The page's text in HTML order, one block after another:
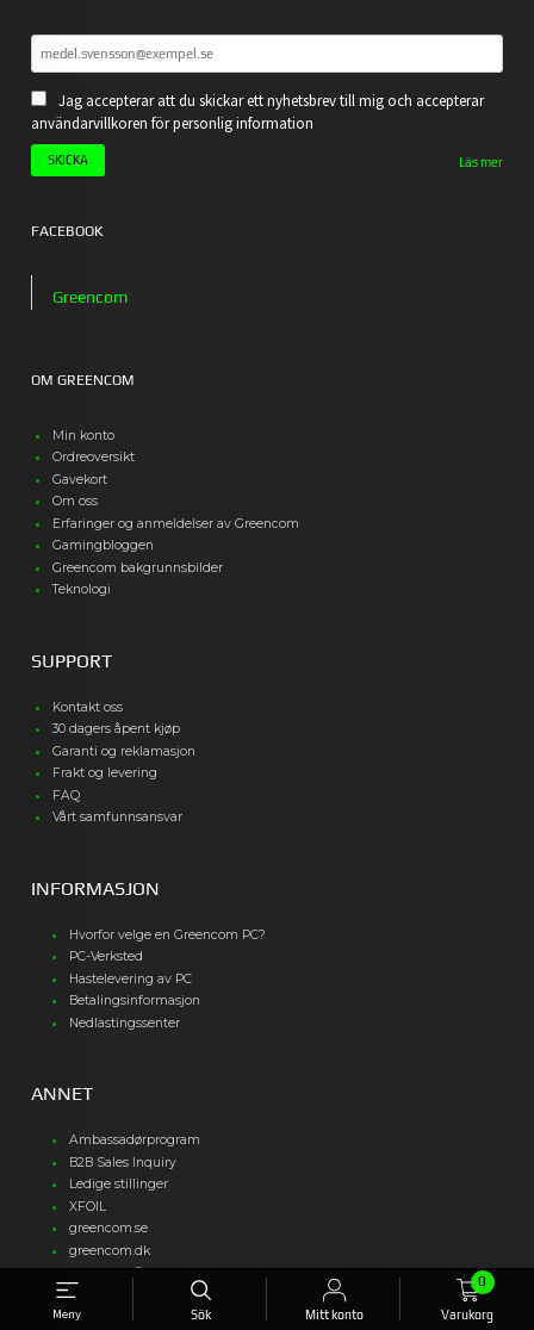
Meny Sök Mitt konto Varukorg
0
Jag accepterar att du skickar ett nyhetsbrev till mig och accepterar
användarvillkoren för personlig information
Läs mer
FACEBOOK
Greencom
OM GREENCOM
Min konto
Ordreoversikt
Gavekort
Om oss
Erfaringer og anmeldelser av Greencom
Gamingbloggen
Greencom bakgrunnsbilder
Teknologi
SUPPORT
Kontakt oss
30 dagers åpent kjøp
Garanti og reklamasjon
Frakt og levering
FAQ
Vårt samfunnsansvar
INFORMASJON
Hvorfor velge en Greencom PC?
PC-Verksted
Hastelevering av PC
Betalingsinformasjon
Nedlastingssenter
ANNET
Ambassadørprogram
B2B Sales Inquiry
Ledige stillinger
XFOIL
greencom.se
greencom.dk
greencom.fi